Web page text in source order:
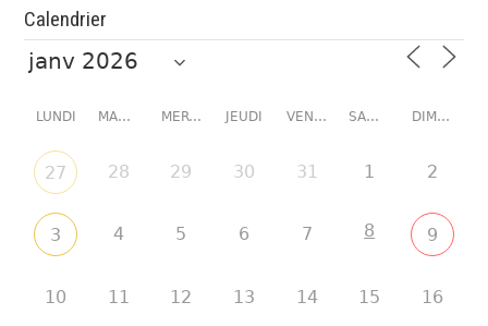
Calendrier
LUNDI MARDI MERCREDI JEUDI VENDREDI SAMEDI DIMANCHE
27 28 29 30 31 1 2
3 4 5 6 7 8 9
10 11 12 13 14 15 16